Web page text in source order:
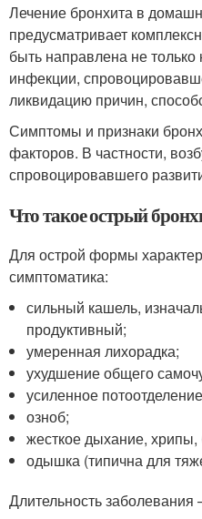
Лечение бронхита в
предусматривает
быть направлена не
инфекции,
ликвидацию причин,
Симптомы и признаки
факторов. В частности,
спровоцировавшего
Что такое острый
Для острой формы
симптоматика:
сильный кашель,
продуктивный;
умеренная лихорадка;
ухудшение общего
усиленное
озноб;
жесткое дыхание, хрипы,
одышка (типична для
Длительность